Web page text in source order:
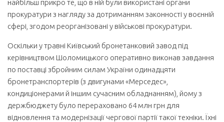
найбільш прикро те, що в ній були використані органи
прокуратури з нагляду за дотриманням законності у воєнній
сфері, згодом реорганізовані у військові прокуратури.
Оскільки у травні Київський бронетанковий завод під
керівництвом Шоломицького оперативно виконав завдання
по поставці збройним силам України одинадцяти
бронетранспортерів (з двигунами «Мерседес»,
кондиціонерами й іншим сучасним обладнанням), йому з
держбюджету було перераховано 64 млн грн для
відновлення та модернізації чергової партії такої техніки. Їхні